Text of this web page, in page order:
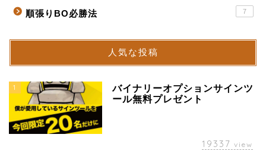
順張りBO必勝法 7
人気な投稿
1
バイナリーオプションサインツ
ール無料プレゼント
19337 view